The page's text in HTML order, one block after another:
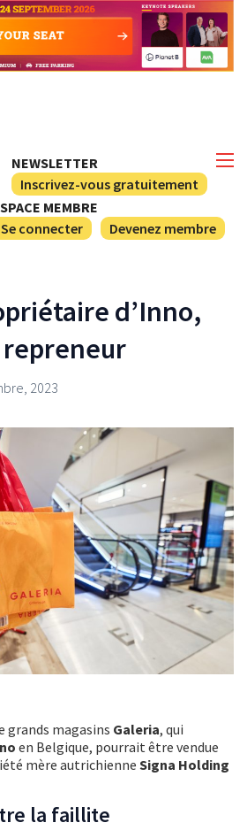
NEWSLETTER
Inscrivez-vous gratuitement
MEMBRE
Se connecter
Devenez membre
d’Inno,
2023
grands magasins Galeria, qui
en Belgique, pourrait être vendue
mère autrichienne Signa Holding
la faillite